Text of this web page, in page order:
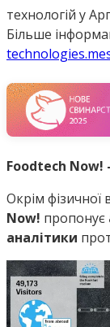
технологій у
Більше
Foodtech
Окрім
Now! пропонує
аналітики